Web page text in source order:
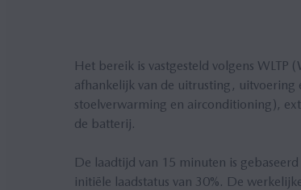
Het bereik is vastgesteld volgens
afhankelijk van de uitrusting,
stoelverwarming en airconditioning),
de batterij.
De laadtijd van 15 minuten is
initiële laadstatus van 30%. De